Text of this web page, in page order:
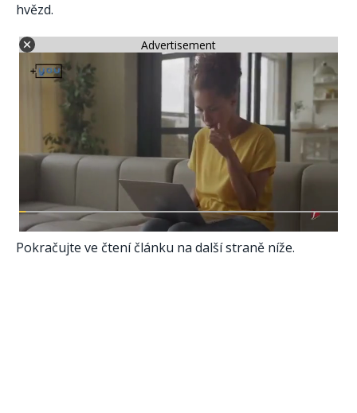
hvězd.
Advertisement
Pokračujte ve čtení článku na další straně níže.